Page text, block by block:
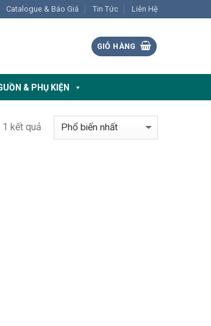
Catalogue & Báo Giá Tin Tức Liên Hệ
GIỎ HÀNG
& PHỤ KIỆN
kết quả